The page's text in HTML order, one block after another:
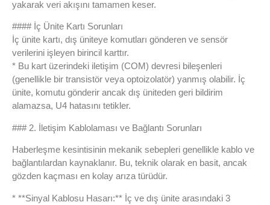
yakarak veri akışını tamamen keser.
#### İç Ünite Kartı Sorunları
İç ünite kartı, dış üniteye komutları gönderen ve sensör
verilerini işleyen birincil karttır.
* Bu kart üzerindeki iletişim (COM) devresi bileşenleri
(genellikle bir transistör veya optoizolatör) yanmış olabilir. İç
ünite, komutu gönderir ancak dış üniteden geri bildirim
alamazsa, U4 hatasını tetikler.
### 2. İletişim Kablolaması ve Bağlantı Sorunları
Haberleşme kesintisinin mekanik sebepleri genellikle kablo ve
bağlantılardan kaynaklanır. Bu, teknik olarak en basit, ancak
gözden kaçması en kolay arıza türüdür.
* **Sinyal Kablosu Hasarı:** İç ve dış ünite arasındaki 3